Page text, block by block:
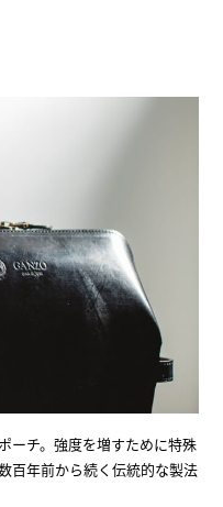
ーチ。強度を増すために特殊
百年前から続く伝統的な製法